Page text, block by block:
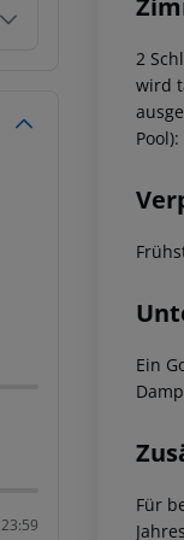
23:59
2
wird
Pool):
Ein
Für